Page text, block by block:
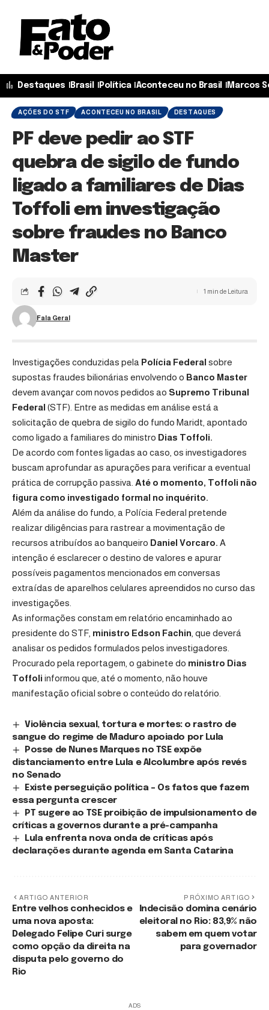
Destaques Brasil Política Aconteceu no Brasil Marcos
AÇÕES DO STF ACONTECEU NO BRASIL DESTAQUES
PF deve pedir ao STF
quebra de sigilo de fundo
ligado a familiares de Dias
Toffoli em investigação
sobre fraudes no Banco
Master
Fala Geral
1 min de Leitura
Investigações conduzidas pela Polícia Federal sobre
supostas fraudes bilionárias envolvendo o Banco Master
devem avançar com novos pedidos ao Supremo Tribunal
Federal (STF). Entre as medidas em análise está a
solicitação de quebra de sigilo do fundo Maridt, apontado
como ligado a familiares do ministro Dias Toffoli.
De acordo com fontes ligadas ao caso, os investigadores
buscam aprofundar as apurações para verificar a eventual
prática de corrupção passiva. Até o momento, Toffoli não
figura como investigado formal no inquérito.
Além da análise do fundo, a Polícia Federal pretende
realizar diligências para rastrear a movimentação de
recursos atribuídos ao banqueiro Daniel Vorcaro. A
intenção é esclarecer o destino de valores e apurar
possíveis pagamentos mencionados em conversas
extraídas de aparelhos celulares apreendidos no curso das
investigações.
As informações constam em relatório encaminhado ao
presidente do STF, ministro Edson Fachin , que deverá
analisar os pedidos formulados pelos investigadores.
Procurado pela reportagem, o gabinete do ministro Dias
Toffoli informou que, até o momento, não houve
manifestação oficial sobre o conteúdo do relatório.
Violência sexual, tortura e mortes: o rastro de
sangue do regime de Maduro apoiado por Lula
Posse de Nunes Marques no TSE expõe
distanciamento entre Lula e Alcolumbre após revés
no Senado
Existe perseguição política – Os fatos que fazem
essa pergunta crescer
PT sugere ao TSE proibição de impulsionamento de
críticas a governos durante a pré-campanha
Lula enfrenta nova onda de críticas após
declarações durante agenda em Santa Catarina
ARTIGO ANTERIOR
Entre velhos conhecidos e
uma nova aposta:
Delegado Felipe Curi surge
como opção da direita na
disputa pelo governo do
Rio
PRÓXIMO ARTIGO
Indecisão domina cenário
eleitoral no Rio: 83,9% não
sabem em quem votar
para governador
ADS